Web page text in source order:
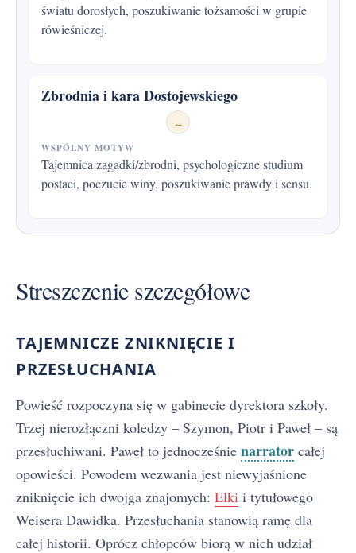
światu dorosłych, poszukiwanie tożsamości w grupie
rówieśniczej.
Zbrodnia i kara Dostojewskiego
↔
WSPÓLNY MOTYW
Tajemnica zagadki/zbrodni, psychologiczne studium
postaci, poczucie winy, poszukiwanie prawdy i sensu.
Streszczenie szczegółowe
TAJEMNICZE ZNIKNIĘCIE I
PRZESŁUCHANIA
Powieść rozpoczyna się w gabinecie dyrektora szkoły.
Trzej nierozłączni koledzy – Szymon, Piotr i Paweł – są
przesłuchiwani. Paweł to jednocześnie narrator całej
opowieści. Powodem wezwania jest niewyjaśnione
zniknięcie ich dwojga znajomych: Elki i tytułowego
Weisera Dawidka. Przesłuchania stanowią ramę dla
całej historii. Oprócz chłopców biorą w nich udział